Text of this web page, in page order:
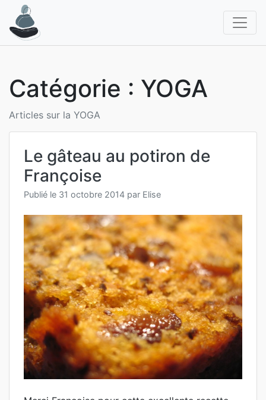
contenu
Catégorie : YOGA
Articles sur la YOGA
Le gâteau au potiron de
Françoise
Publié le 31 octobre 2014 par Elise